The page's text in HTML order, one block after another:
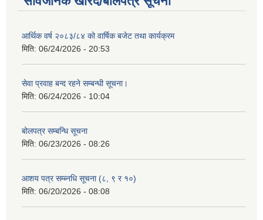
आर्थिक वर्ष २०८३/८४ को वार्षिक बजेट तथा कार्यक्रम
मिति: 06/24/2026 - 20:53
सेवा प्रवाह बन्द रहने सम्बन्धी सूचना।
मिति: 06/24/2026 - 10:04
बोलपत्र सम्बन्धि सूचना
मिति: 06/23/2026 - 08:26
आशय पत्र सम्ब्नधि सूचना (८, ९ र १०)
मिति: 06/20/2026 - 08:08